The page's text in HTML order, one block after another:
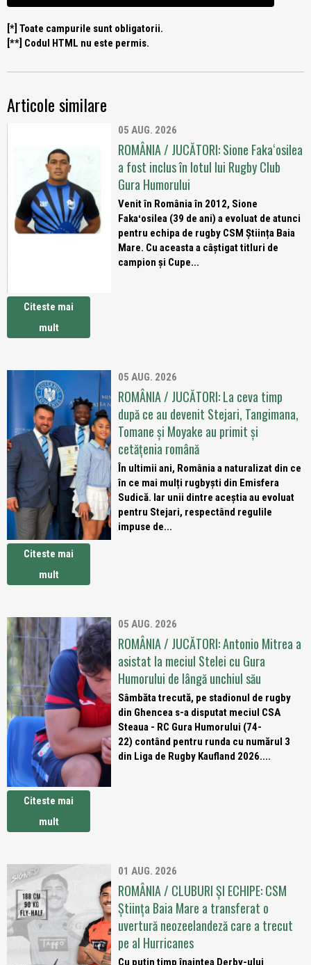
[*] Toate campurile sunt obligatorii.
[**] Codul HTML nu este permis.
Articole similare
05 AUG. 2026
ROMÂNIA / JUCĂTORI: Sione Fakaʻosilea
a fost inclus în lotul lui Rugby Club
Gura Humorului
Venit în România în 2012, Sione
Fakaʻosilea (39 de ani) a evoluat de atunci
pentru echipa de rugby CSM Știința Baia
Mare. Cu aceasta a câștigat titluri de
campion și Cupe...
Citeste mai
mult
05 AUG. 2026
ROMÂNIA / JUCĂTORI: La ceva timp
după ce au devenit Stejari, Tangimana,
Tomane și Moyake au primit și
cetățenia română
În ultimii ani, România a naturalizat din ce
în ce mai mulți rugbyști din Emisfera
Sudică. Iar unii dintre aceștia au evoluat
pentru Stejari, respectând regulile
impuse de...
Citeste mai
mult
05 AUG. 2026
ROMÂNIA / JUCĂTORI: Antonio Mitrea a
asistat la meciul Stelei cu Gura
Humorului de lângă unchiul său
Sâmbăta trecută, pe stadionul de rugby
din Ghencea s-a disputat meciul CSA
Steaua - RC Gura Humorului (74-
22) contând pentru runda cu numărul 3
din Liga de Rugby Kaufland 2026....
Citeste mai
mult
01 AUG. 2026
ROMÂNIA / CLUBURI ȘI ECHIPE: CSM
Știința Baia Mare a transferat o
uvertură neozeelandeză care a trecut
pe al Hurricanes
Cu puțin timp înaintea Derby-ului